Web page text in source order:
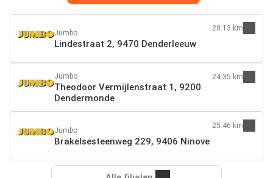
Jumbo
Lindestraat 2, 9470 Denderleeuw
20.13 km
Jumbo
Theodoor Vermijlenstraat 1, 9200
Dendermonde
24.35 km
Jumbo
Brakelsesteenweg 229, 9406 Ninove
25.46 km